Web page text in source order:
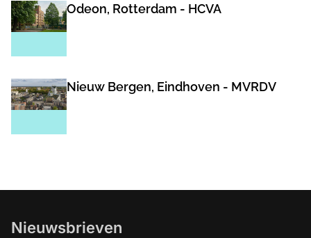
Odeon, Rotterdam - HCVA
Nieuw Bergen, Eindhoven - MVRDV
Nieuwsbrieven